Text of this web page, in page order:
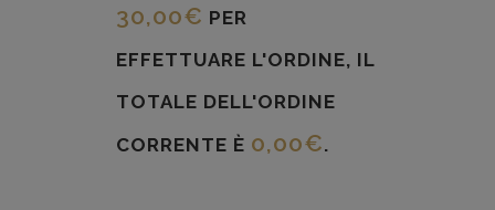
30,00€ PER
EFFETTUARE L'ORDINE, IL
TOTALE DELL'ORDINE
CORRENTE È 0,00€.